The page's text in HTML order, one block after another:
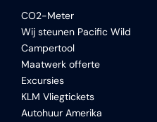
CO2-Meter
Wij steunen Pacific Wild
Campertool
Maatwerk offerte
Excursies
KLM Vliegtickets
Autohuur Amerika